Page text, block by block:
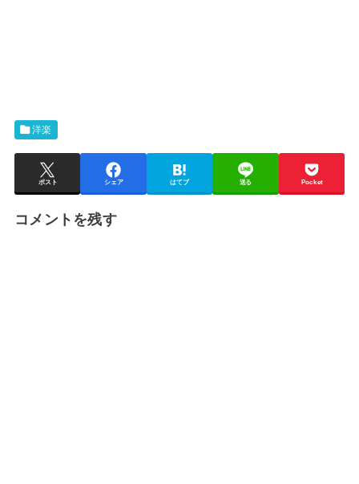
洋楽
ポスト シェア はてブ 送る Pocket
コメントを残す